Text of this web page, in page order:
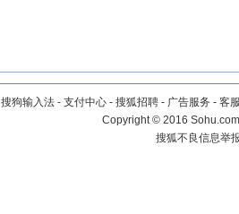
搜狗输入法 - 支付中心 - 搜狐招聘 - 广告服务 - 客
Copyright©2016
搜狐不良信息举